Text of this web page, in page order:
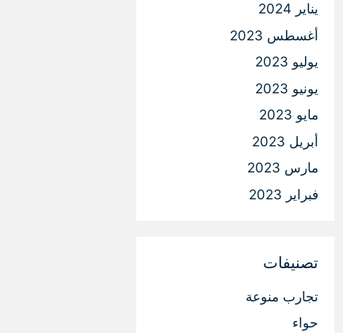
يناير 2024
أغسطس 2023
يوليو 2023
يونيو 2023
مايو 2023
أبريل 2023
مارس 2023
فبراير 2023
تصنيفات
تجارب منوعة
حواء